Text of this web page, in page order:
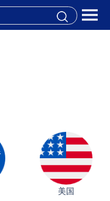
美国